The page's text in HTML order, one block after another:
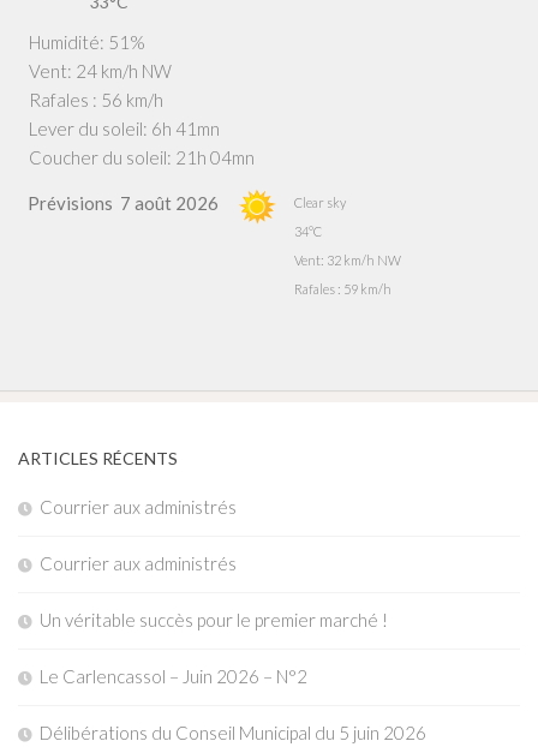
Humidité: 51%
Vent: 24 km/h NW
Rafales : 56 km/h
Lever du soleil: 6h 41mn
Coucher du soleil: 21h 04mn
Prévisions 7 août 2026
Clear sky
34°C
Vent: 32 km/h NW
Rafales : 59 km/h
ARTICLES RÉCENTS
Courrier aux administrés
Courrier aux administrés
Un véritable succès pour le premier marché !
Le Carlencassol – Juin 2026 – N°2
Délibérations du Conseil Municipal du 5 juin 2026